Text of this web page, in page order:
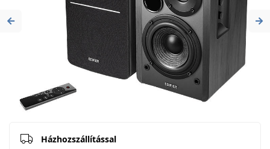
Previous
Házhozszállítással